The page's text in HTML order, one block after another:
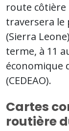
route
traversera le
(Sierra
terme, à 11
économique
(CEDEAO).
Cartes
routière